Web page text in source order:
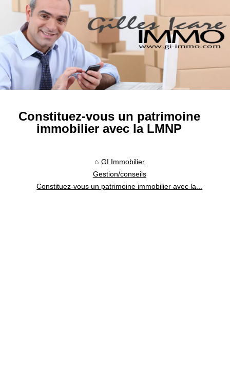
Constituez-vous un patrimoine
immobilier avec la LMNP
GI Immobilier
Gestion/conseils
Constituez-vous un patrimoine immobilier avec la...